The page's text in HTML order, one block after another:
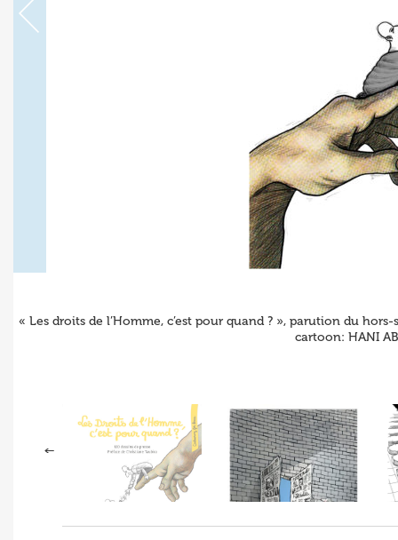
« Les droits de l’Homme, c’est pour quand ? », parution du
cartoon: HANI